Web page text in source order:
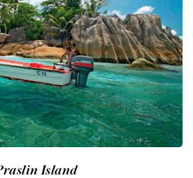
Island